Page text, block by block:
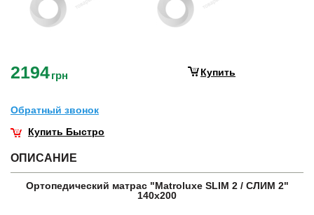
2194грн Купить
Обратный звонок
Купить Быстро
ОПИСАНИЕ
Ортопедический матрас "Matroluxe SLIM 2 / СЛИМ 2"
140х200